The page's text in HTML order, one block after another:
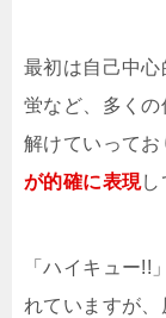
最初は自己中
蛍など、多く
解けていってお
が的確に表現し
「ハイキュー!!
れていますが、